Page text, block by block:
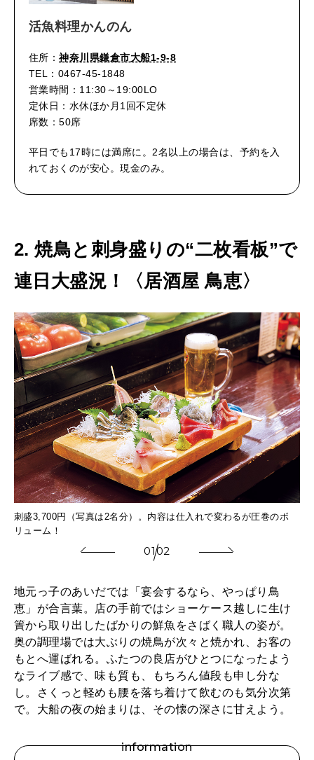
活魚料理かんのん
住所：神奈川県鎌倉市大船1-9-8
TEL：0467-45-1848
営業時間：11:30～19:00LO
定休日：水休ほか月1回不定休
席数：50席
平日でも17時には満席に。2名以上の場合は、予約を入
れておくのが安心。現金のみ。
2. 焼鳥と刺身盛りの“二枚看板”で
連日大盛況！〈居酒屋 鳥恵〉
刺盛3,700円（写真は2名分）。内容は仕入れで変わるが圧巻のボ
リューム！
0102
地元っ子のあいだでは「宴会するなら、やっぱり鳥
恵」が合言葉。店の手前ではショーケース越しに生け
簀から取り出したばかりの鮮魚をさばく職人の姿が。
奥の調理場では大ぶりの焼鳥が次々と焼かれ、お客の
もとへ運ばれる。ふたつの良店がひとつになったよう
なライブ感で、味も質も、もちろん値段も申し分な
し。さくっと軽めも腰を落ち着けて飲むのも気分次第
で。大船の夜の始まりは、その懐の深さに甘えよう。
information